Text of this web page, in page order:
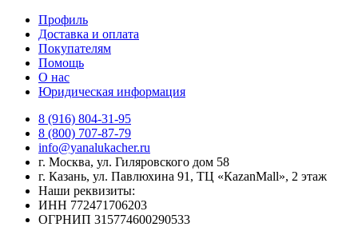
Профиль
Доставка и оплата
Покупателям
Помощь
О нас
Юридическая информация
8 (916) 804-31-95
8 (800) 707-87-79
info@yanalukacher.ru
г. Москва, ул. Гиляровского дом 58
г. Казань, ул. Павлюхина 91, ТЦ «КazanMall», 2 этаж
Наши реквизиты:
ИНН 772471706203
ОГРНИП 315774600290533